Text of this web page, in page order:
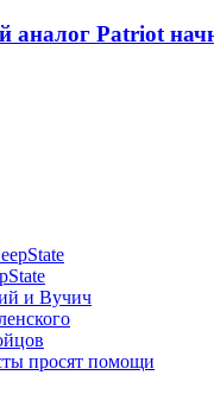
аналог Patriot
и Вучич
просят помощи